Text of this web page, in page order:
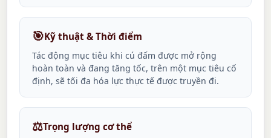
🎯Kỹ thuật & Thời điểm
Tác động mục tiêu khi cú đấm được mở rộng
hoàn toàn và đang tăng tốc, trên một mục tiêu cố
định, sẽ tối đa hóa lực thực tế được truyền đi.
⚖️Trọng lượng cơ thể